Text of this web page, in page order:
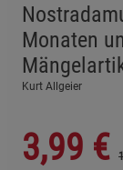
Monaten
Kurt Allgeier
3,99 €